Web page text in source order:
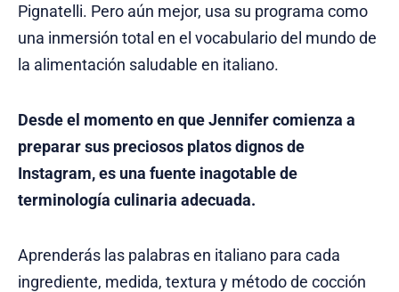
Pignatelli. Pero aún mejor, usa su programa como
una inmersión total en el vocabulario del mundo de
la alimentación saludable en italiano.
Desde el momento en que Jennifer comienza a
preparar sus preciosos platos dignos de
Instagram, es una fuente inagotable de
terminología culinaria adecuada.
Aprenderás las palabras en italiano para cada
ingrediente, medida, textura y método de cocción